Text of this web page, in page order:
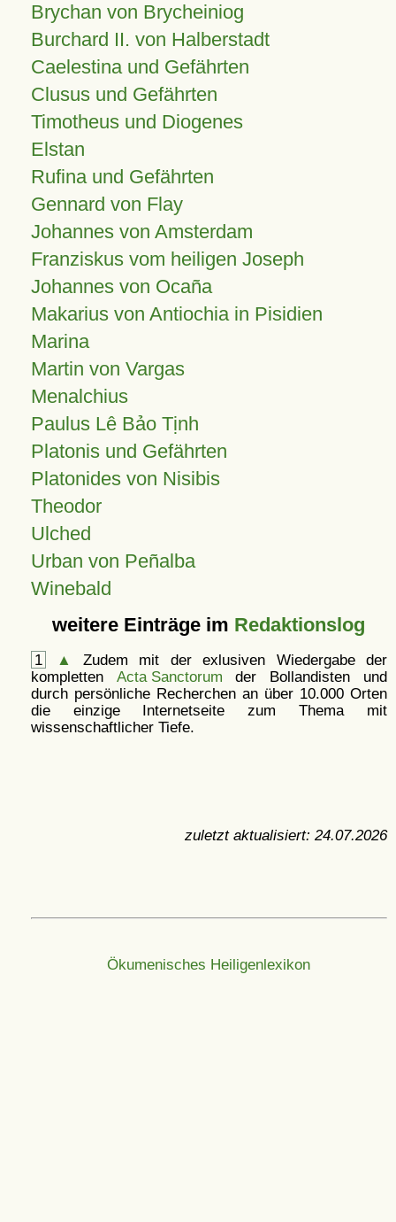
Brychan von Brycheiniog
Burchard II. von Halberstadt
Caelestina und Gefährten
Clusus und Gefährten
Timotheus und Diogenes
Elstan
Rufina und Gefährten
Gennard von Flay
Johannes von Amsterdam
Franziskus vom heiligen Joseph
Johannes von Ocaña
Makarius von Antiochia in Pisidien
Marina
Martin von Vargas
Menalchius
Paulus Lê Bảo Tịnh
Platonis und Gefährten
Platonides von Nisibis
Theodor
Ulched
Urban von Peñalba
Winebald
weitere Einträge im Redaktionslog
1 ▲
Zudem mit der exlusiven Wiedergabe der
kompletten Acta Sanctorum der Bollandisten und
durch persönliche Recherchen an über 10.000 Orten
die einzige Internetseite zum Thema mit
wissenschaftlicher Tiefe.
zuletzt aktualisiert: 24.07.2026
Ökumenisches Heiligenlexikon